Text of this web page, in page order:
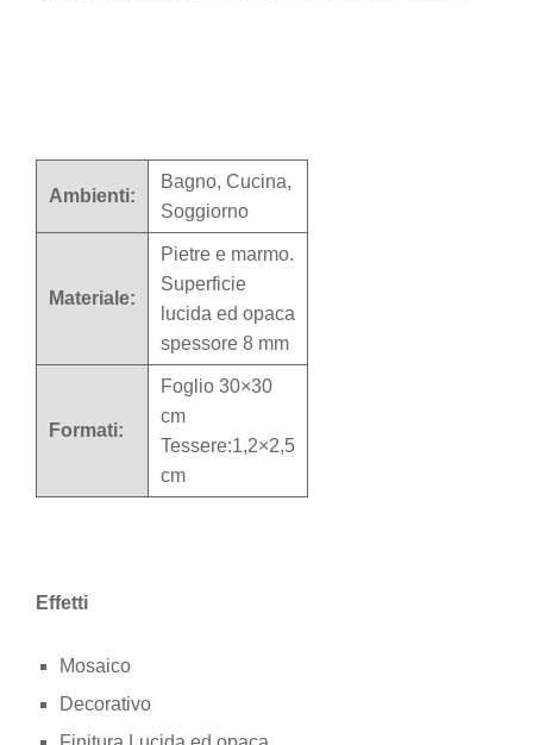
Ambienti:
Bagno, Cucina,
Soggiorno
Materiale:
Pietre e marmo.
Superficie
lucida ed opaca
spessore 8 mm
Formati:
Foglio 30×30
cm
Tessere:1,2×2,5
cm
Effetti
Mosaico
Decorativo